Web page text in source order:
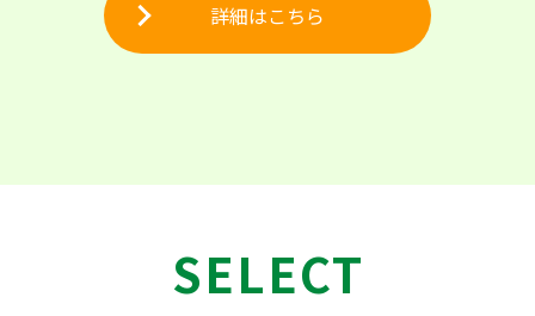
詳細はこちら
SELECT